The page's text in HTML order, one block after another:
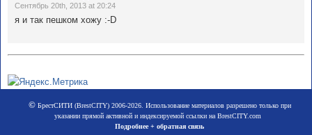
Сентябрь 20th, 2013 at 20:24
я и так пешком хожу :-D
©БрестСИТИ (BrestCITY) 2006-2026. Использование материалов разрешено только при
указании прямой активной и индексируемой ссылки на BrestCITY.com
Подробнее + обратная связь